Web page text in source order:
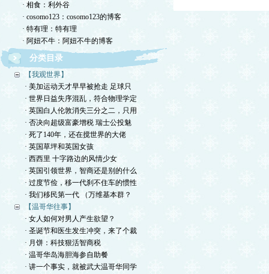
· 相食：利外谷
· cosomo123：cosomo123的博客
· 特有理：特有理
· 阿妞不牛：阿妞不牛的博客
分类目录
【我观世界】
· 美加运动天才早早被抢走 足球只
· 世界日益失序混乱，符合物理学定
· 英国白人伦敦消失三分之二，只用
· 否决向超级富豪增税 瑞士公投魅
· 死了140年，还在搅世界的大佬
· 英国草坪和英国女孩
· 西西里 十字路边的风情少女
· 英国引领世界，智商还是别的什么
· 过度节俭，移一代刹不住车的惯性
· 我们移民第一代 （万维基本群？
【温哥华往事】
· 女人如何对男人产生欲望？
· 圣诞节和医生发生冲突，来了个裁
· 月饼：科技狠活智商税
· 温哥华岛海胆海参自助餐
· 讲一个事实，就被武大温哥华同学